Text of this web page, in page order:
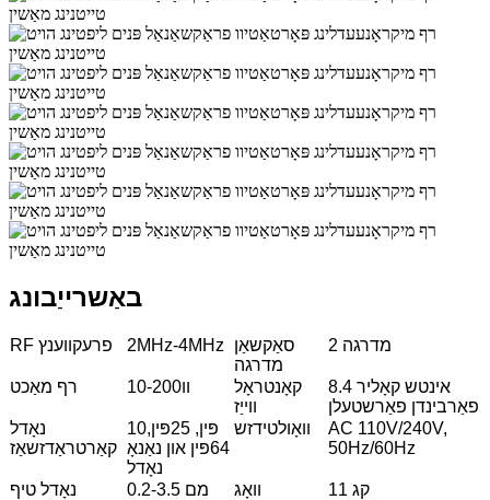
באַשרייַבונג
RF פרעקווענץ 2MHz-4MHz
סאַקשאַן
מדרגה
2 מדרגה
רף מאַכט 10-200וו
קאָנטראָל
ווייַז
8.4 אינטש קאָליר
פאַרבינדן פאַרשטעלן
נאָדל
קאַרטראַדזשאַז
10פּין, 25פּין,
64פּין און נאַנאָ
נאָדל
וואָולטידזש
AC 110V/240V,
50Hz/60Hz
נאָדל טיף
0.2-3.5 מם
וואָג 11 קג